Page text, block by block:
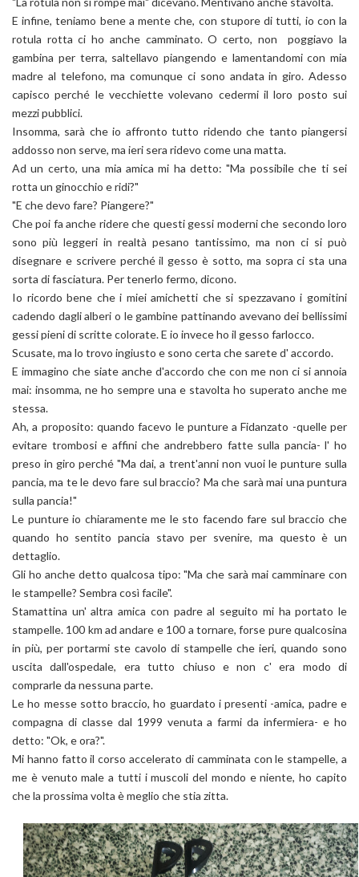
E infine, teniamo bene a mente che, con stupore di tutti, io con la
rotula rotta ci ho anche camminato. O certo, non poggiavo la
gambina per terra, saltellavo piangendo e lamentandomi con mia
madre al telefono, ma comunque ci sono andata in giro. Adesso
capisco perché le vecchiette volevano cedermi il loro posto sui
mezzi pubblici.
Insomma, sarà che io affronto tutto ridendo che tanto piangersi
addosso non serve, ma ieri sera ridevo come una matta.
Ad un certo, una mia amica mi ha detto: "Ma possibile che ti sei
rotta un ginocchio e ridi?"
"E che devo fare? Piangere?"
Che poi fa anche ridere che questi gessi moderni che secondo loro
sono più leggeri in realtà pesano tantissimo, ma non ci si può
disegnare e scrivere perché il gesso è sotto, ma sopra ci sta una
sorta di fasciatura. Per tenerlo fermo, dicono.
Io ricordo bene che i miei amichetti che si spezzavano i gomitini
cadendo dagli alberi o le gambine pattinando avevano dei bellissimi
gessi pieni di scritte colorate. E io invece ho il gesso farlocco.
Scusate, ma lo trovo ingiusto e sono certa che sarete d' accordo.
E immagino che siate anche d'accordo che con me non ci si annoia
mai: insomma, ne ho sempre una e stavolta ho superato anche me
stessa.
Ah, a proposito: quando facevo le punture a Fidanzato -quelle per
evitare trombosi e affini che andrebbero fatte sulla pancia- l' ho
preso in giro perché "Ma dai, a trent'anni non vuoi le punture sulla
pancia, ma te le devo fare sul braccio? Ma che sarà mai una puntura
sulla pancia!"
Le punture io chiaramente me le sto facendo fare sul braccio che
quando ho sentito pancia stavo per svenire, ma questo è un
dettaglio.
Gli ho anche detto qualcosa tipo: "Ma che sarà mai camminare con
le stampelle? Sembra così facile".
Stamattina un' altra amica con padre al seguito mi ha portato le
stampelle. 100 km ad andare e 100 a tornare, forse pure qualcosina
in più, per portarmi ste cavolo di stampelle che ieri, quando sono
uscita dall'ospedale, era tutto chiuso e non c' era modo di
comprarle da nessuna parte.
Le ho messe sotto braccio, ho guardato i presenti -amica, padre e
compagna di classe dal 1999 venuta a farmi da infermiera- e ho
detto: "Ok, e ora?".
Mi hanno fatto il corso accelerato di camminata con le stampelle, a
me è venuto male a tutti i muscoli del mondo e niente, ho capito
che la prossima volta è meglio che stia zitta.